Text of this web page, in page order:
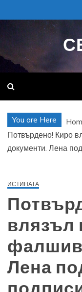
to
You are Here
Потвърдено! Киро
документи. Лена
ИСТИНАТА
влязъл
Лена